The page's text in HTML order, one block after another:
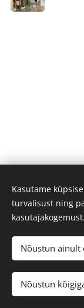
Kasutame
turvalisust ning
kasutajakogemust.
Nõustun ainult
Nõustun